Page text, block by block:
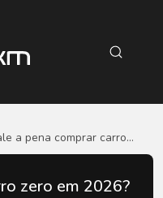
a pena comprar carro
em 2026?
zero em 2026?